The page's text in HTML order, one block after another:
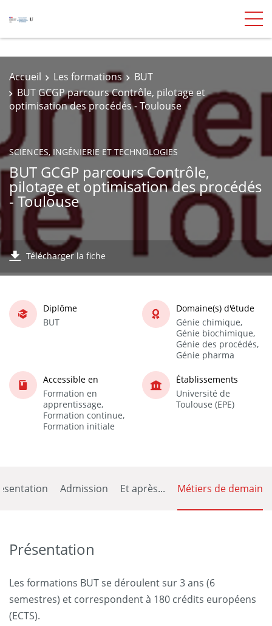
Accueil Les formations
BUT
BUT GCGP parcours Contrôle, pilotage et
optimisation des procédés - Toulouse
SCIENCES, INGÉNIERIE ET TECHNOLOGIES
BUT GCGP parcours Contrôle,
pilotage et optimisation des procédés
- Toulouse
Télécharger la fiche
Diplôme
BUT
Domaine(s) d'étude
Génie chimique,
Génie biochimique,
Génie des procédés,
Génie pharma
Accessible en
Formation en
apprentissage,
Formation continue,
Formation initiale
Établissements
Université de
Toulouse (EPE)
Admission Et après... Métiers de demain
Présentation
Les formations BUT se déroulent sur 3 ans (6
semestres) et correspondent à 180 crédits européens
(ECTS).